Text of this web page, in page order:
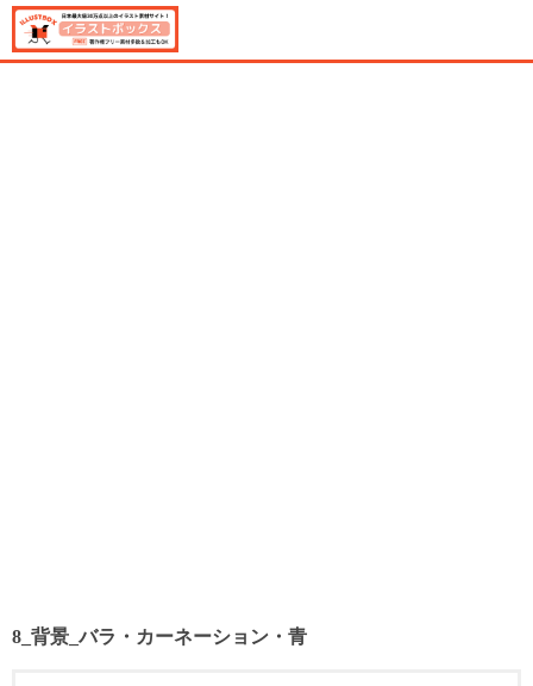
8_背景_バラ・カーネーション・青